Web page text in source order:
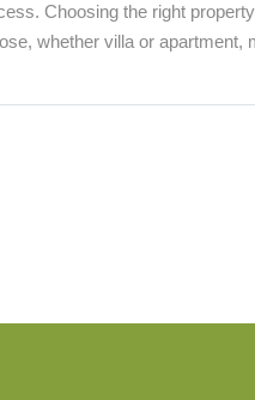
Choosing the right
whether villa or apartment,